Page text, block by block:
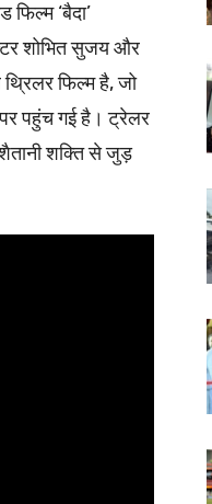
‘बैदा’
शोभित सुजय और
फिल्म है, जो
पहुंच गई है। ट्रेलर
शक्ति से जुड़